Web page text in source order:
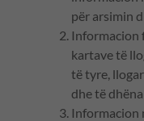
për arsimin
Informacion
kartave të
të tyre,
dhe të
Informacion